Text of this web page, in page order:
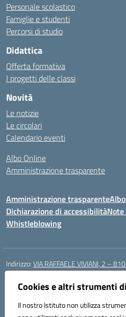
Cookies e altri strumenti
Il nostro Istituto non utilizza
Personale scolastico
Famiglie e studenti
Percorsi di studio
Didattica
Offerta formativa
I progetti delle classi
Novità
Le notizie
Le circolari
Calendario eventi
Albo Online
Amministrazione trasparente
Amministrazione trasparente
Dichiarazione di accessibilità
Whistleblowing
Indirizzo:VIA RAFFAELE VIVIANI, 2 –
Centralino:
Posta elettronica certificata (PEC):
Codice fiscale: 93086020612
Codice meccanografico:CEIC8AV00R